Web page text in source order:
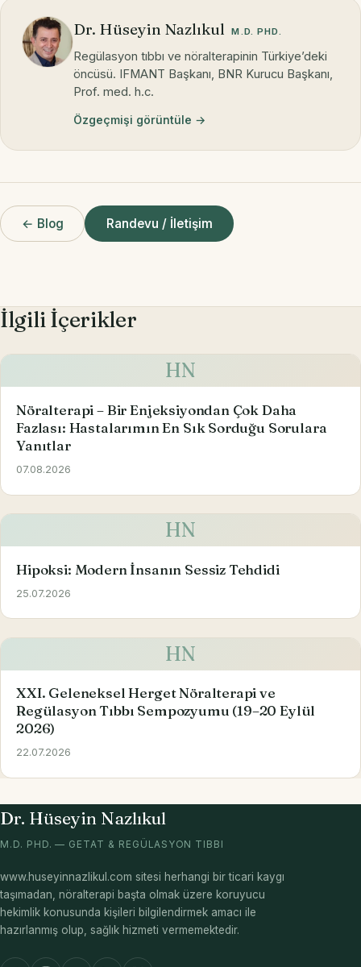
Dr. Hüseyin Nazlıkul M.D. PHD.
Regülasyon tıbbı ve nöralterapinin Türkiye’deki
öncüsü. IFMANT Başkanı, BNR Kurucu Başkanı,
Prof. med. h.c.
Özgeçmişi görüntüle →
← Blog Randevu / İletişim
İlgili İçerikler
HN
Nöralterapi – Bir Enjeksiyondan Çok Daha
Fazlası: Hastalarımın En Sık Sorduğu Sorulara
Yanıtlar
07.08.2026
HN
Hipoksi: Modern İnsanın Sessiz Tehdidi
25.07.2026
HN
XXI. Geleneksel Herget Nöralterapi ve
Regülasyon Tıbbı Sempozyumu (19–20 Eylül
2026)
22.07.2026
Dr. Hüseyin Nazlıkul
M.D. PHD. — GETAT & REGÜLASYON TIBBI
www.huseyinnazlikul.com sitesi herhangi bir ticari kaygı
taşımadan, nöralterapi başta olmak üzere koruyucu
hekimlik konusunda kişileri bilgilendirmek amacı ile
hazırlanmış olup, sağlık hizmeti vermemektedir.